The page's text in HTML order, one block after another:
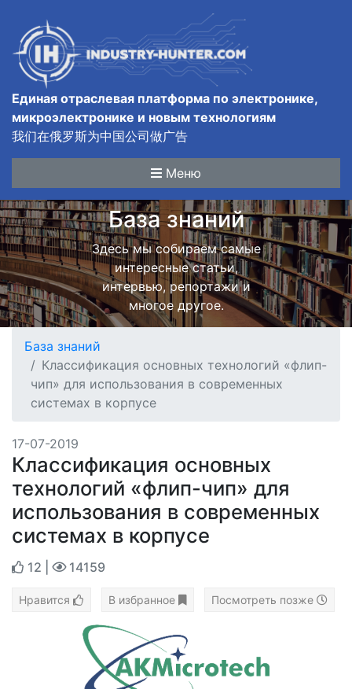
Единая отраслевая платформа по электронике,
микроэлектронике и новым технологиям
我们在俄罗斯为中国公司做广告
Меню
База знаний
Здесь мы собираем самые
интересные статьи,
интервью, репортажи и
многое другое.
База знаний
Классификация основных технологий «флип-
чип» для использования в современных
системах в корпусе
17-07-2019
Классификация основных
технологий «флип-чип» для
использования в современных
системах в корпусе
12 14159
Нравится В избранное Посмотреть позже